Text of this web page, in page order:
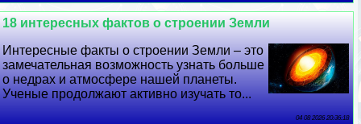
18 интересных фактов о строении Земли
Интересные факты о строении Земли – это
замечательная возможность узнать больше
о недрах и атмосфере нашей планеты.
Ученые продолжают активно изучать то...
04 08 2026 20:36:18